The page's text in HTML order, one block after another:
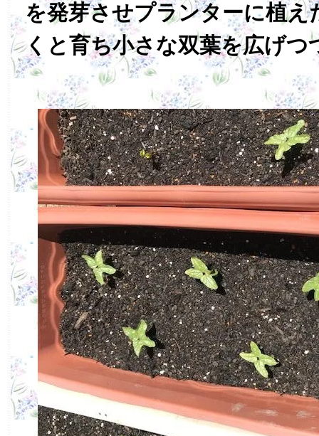
を発芽させプランターに植え
くと育ち小さな双葉を広げつ